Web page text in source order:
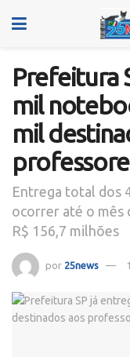
Prefeitura
mil
mil
Entrega total dos
ocorrer até o mês
R$ 156,7 milhões
por 25news